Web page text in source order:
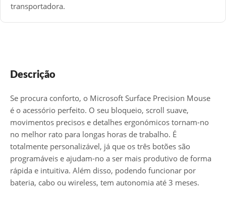
transportadora.
Descrição
Se procura conforto, o Microsoft Surface Precision Mouse
é o acessório perfeito. O seu bloqueio, scroll suave,
movimentos precisos e detalhes ergonómicos tornam-no
no melhor rato para longas horas de trabalho. É
totalmente personalizável, já que os três botões são
programáveis e ajudam-no a ser mais produtivo de forma
rápida e intuitiva. Além disso, podendo funcionar por
bateria, cabo ou wireless, tem autonomia até 3 meses.